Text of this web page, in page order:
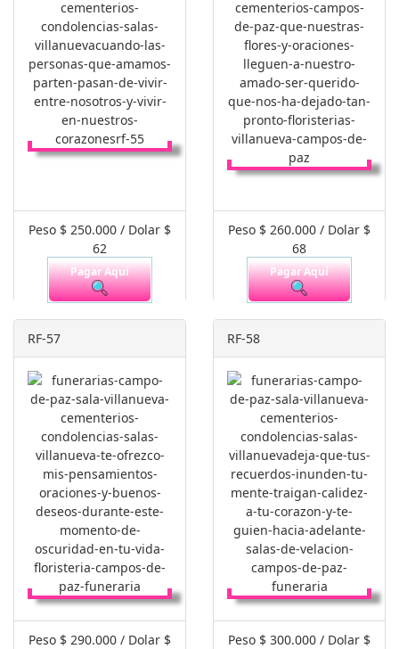
Peso $ 250.000 / Dolar $
62
Pagar Aquí
Peso $ 260.000 / Dolar $
68
Pagar Aquí
RF-57
Peso $ 290.000 / Dolar $
RF-58
Peso $ 300.000 / Dolar $